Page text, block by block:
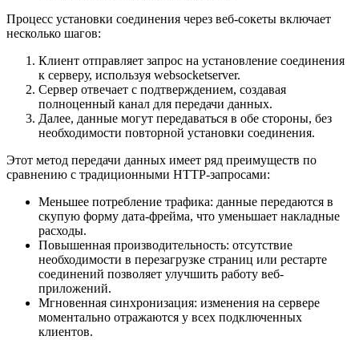
Процесс установки соединения через веб-сокеты включает
несколько шагов:
Клиент отправляет запрос на установление соединения
к серверу, используя websocketserver.
Сервер отвечает с подтверждением, создавая
полноценный канал для передачи данных.
Далее, данные могут передаваться в обе стороны, без
необходимости повторной установки соединения.
Этот метод передачи данных имеет ряд преимуществ по
сравнению с традиционными HTTP-запросами:
Меньшее потребление трафика: данные передаются в
скупую форму дата-фрейма, что уменьшает накладные
расходы.
Повышенная производительность: отсутствие
необходимости в перезагрузке страниц или рестарте
соединений позволяет улучшить работу веб-
приложений.
Мгновенная синхронизация: изменения на сервере
моментально отражаются у всех подключенных
клиентов.